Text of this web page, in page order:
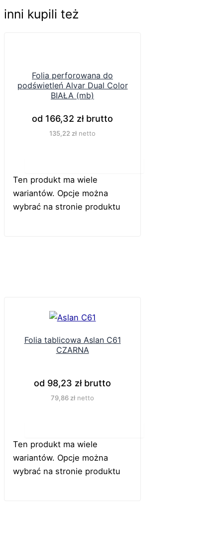
inni kupili też
Folia perforowana do
podświetleń Alvar Dual Color
BIAŁA (mb)
od 166,32 złbrutto
135,22 złnetto
Ten produkt ma wiele
wariantów. Opcje można
wybrać na stronie produktu
Folia tablicowa Aslan C61
CZARNA
od 98,23 złbrutto
79,86 złnetto
Ten produkt ma wiele
wariantów. Opcje można
wybrać na stronie produktu